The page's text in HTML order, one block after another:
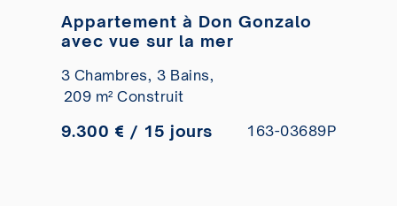
Appartement à Don Gonzalo
avec vue sur la mer
3 Chambres, 3 Bains,
209 m² Construit
9.300 € / 15 jours 163-03689P